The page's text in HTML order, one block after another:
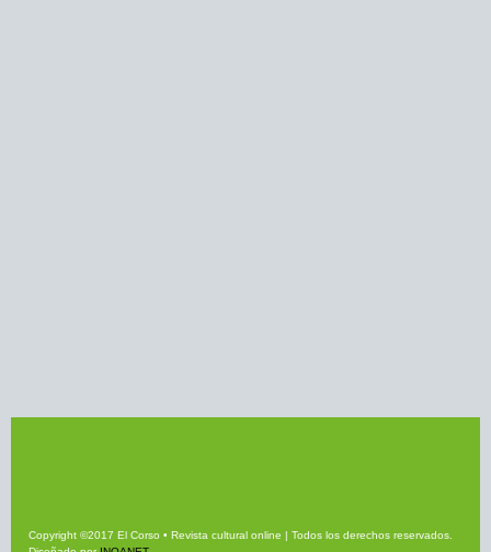
Copyright ©2017 El Corso • Revista cultural online | Todos los derechos reservados.